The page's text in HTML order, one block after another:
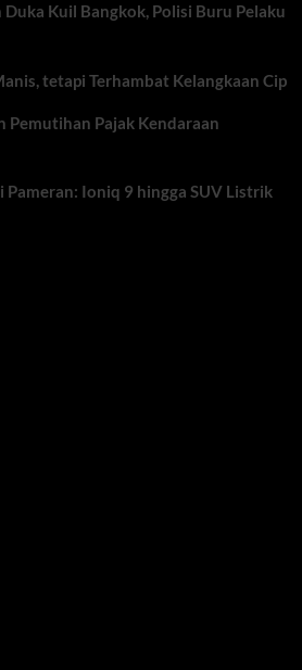
Duka Kuil Bangkok, Polisi Buru Pelaku
tetapi Terhambat Kelangkaan Cip
Pemutihan Pajak Kendaraan
Ioniq 9 hingga SUV Listrik